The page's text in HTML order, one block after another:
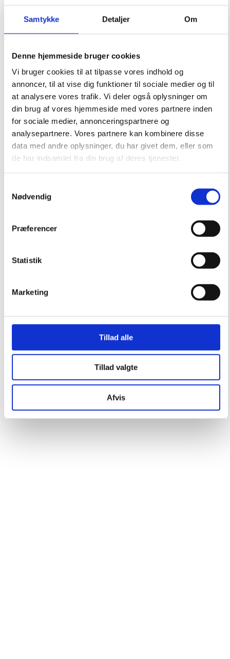
Samtykke Detaljer Om
Denne hjemmeside bruger cookies
Vi bruger cookies til at tilpasse vores indhold og
annoncer, til at vise dig funktioner til sociale medier og til
at analysere vores trafik. Vi deler også oplysninger om
din brug af vores hjemmeside med vores partnere inden
for sociale medier, annonceringspartnere og
analysepartnere. Vores partnere kan kombinere disse
data med andre oplysninger, du har givet dem, eller som
de har indsamlet fra din brug af deres tjenester.
Nødvendig
Præferencer
Statistik
Marketing
Tillad alle
Tillad valgte
Afvis